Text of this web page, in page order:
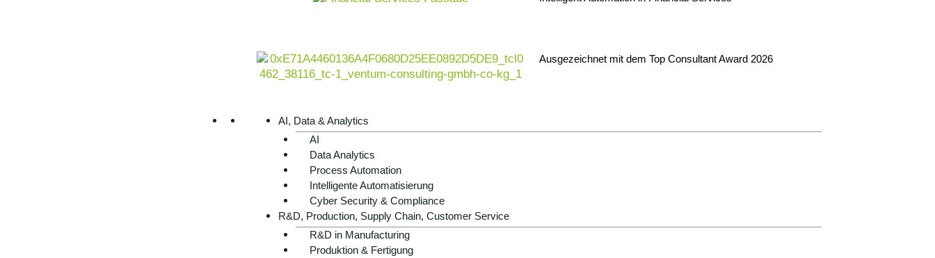
Ausgezeichnet mit dem Top Consultant Award 2026
AI, Data & Analytics
AI
Data Analytics
Process Automation
Intelligente Automatisierung
Cyber Security & Compliance
R&D, Production, Supply Chain, Customer Service
R&D in Manufacturing
Produktion & Fertigung
Entwicklungsprozesse auch bei wachsender Komplexität effizient und nachvollziehbar.
Warum Ventum Consulting für MBSE Consulting